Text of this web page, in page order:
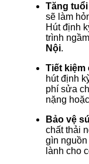
Tăng
sẽ làm
Hút định
trình
Nội.
Tiết kiệm
hút định
phí sửa
nặng
Bảo vệ
chất thải
gìn
lành cho